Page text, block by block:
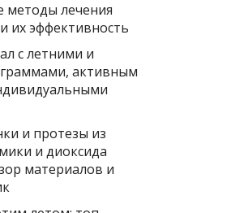
методы лечения
их эффективность
с летними и
активным
и протезы из
и диоксида
материалов и